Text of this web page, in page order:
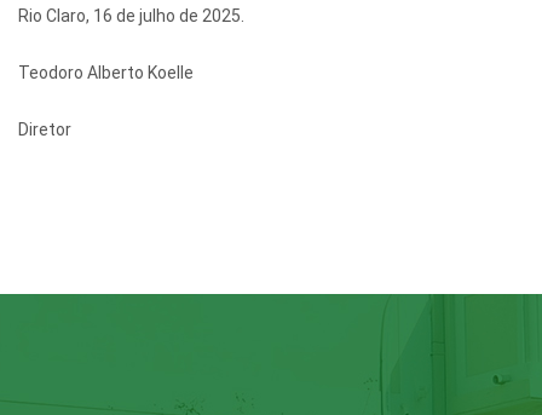
Rio Claro, 16 de julho de 2025.
Teodoro Alberto Koelle
Diretor